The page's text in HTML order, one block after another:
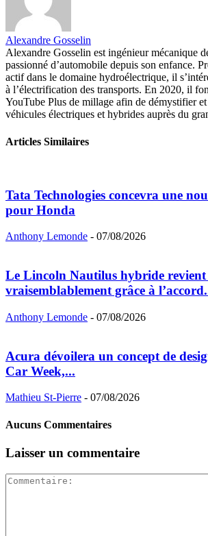
Alexandre Gosselin
Alexandre Gosselin est ingénieur mécanique
passionné d’automobile depuis son enfance.
actif dans le domaine hydroélectrique, il
à l’électrification des transports. En 2020, il
YouTube Plus de millage afin de démystifier
véhicules électriques et hybrides auprès du
Articles Similaires
Tata Technologies concevra une
pour Honda
Anthony Lemonde - 07/08/2026
Le Lincoln Nautilus hybride
vraisemblablement grâce à
Anthony Lemonde - 07/08/2026
Acura dévoilera un concept de
Car Week,...
Mathieu St-Pierre - 07/08/2026
Aucuns Commentaires
Laisser un commentaire